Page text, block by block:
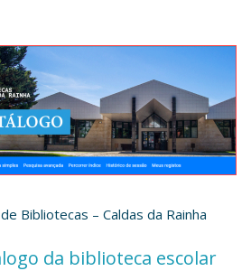
Bibliotecas – Caldas da Rainha
da biblioteca escolar